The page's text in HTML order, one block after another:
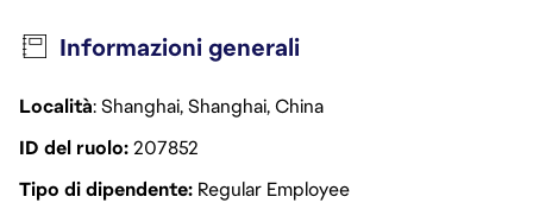
Informazioni generali
Località: Shanghai, Shanghai, China
ID del ruolo207852
Tipo di dipendente Regular Employee